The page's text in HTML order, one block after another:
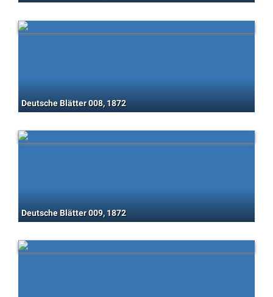
Deutsche Blätter 008, 1872
Deutsche Blätter 009, 1872